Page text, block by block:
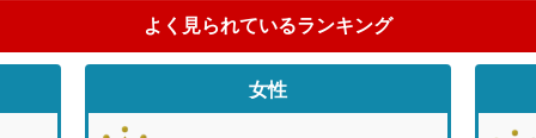
よく見られているランキング
女性